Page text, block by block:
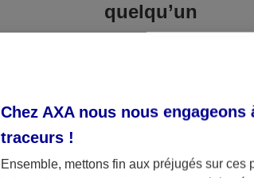
quelqu’un
responsable. Aux
médicaux et
Néanmoins, si aucun
Chez AXA nous nous
traceurs !
Ensemble, mettons fin aux préjugés sur